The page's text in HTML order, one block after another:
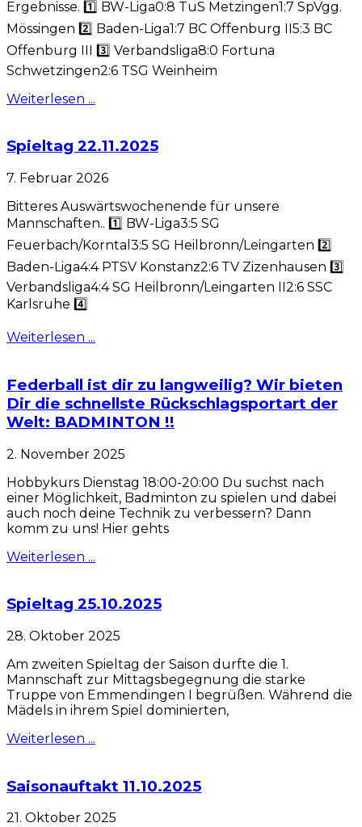
Ergebnisse. 1️⃣ BW-Liga0:8 TuS Metzingen1:7 SpVgg.
Mössingen 2️⃣ Baden-Liga1:7 BC Offenburg II5:3 BC
Offenburg III 3️⃣ Verbandsliga8:0 Fortuna
Schwetzingen2:6 TSG Weinheim
Weiterlesen ...
Spieltag 22.11.2025
7. Februar 2026
Bitteres Auswärtswochenende für unsere
Mannschaften.. 1️⃣ BW-Liga3:5 SG
Feuerbach/Korntal3:5 SG Heilbronn/Leingarten 2️⃣
Baden-Liga4:4 PTSV Konstanz2:6 TV Zizenhausen 3️⃣
Verbandsliga4:4 SG Heilbronn/Leingarten II2:6 SSC
Karlsruhe 4️⃣
Weiterlesen ...
Federball ist dir zu langweilig? Wir bieten
Dir die schnellste Rückschlagsportart der
Welt: BADMINTON !!
2. November 2025
Hobbykurs Dienstag 18:00-20:00 Du suchst nach
einer Möglichkeit, Badminton zu spielen und dabei
auch noch deine Technik zu verbessern? Dann
komm zu uns! Hier gehts
Weiterlesen ...
Spieltag 25.10.2025
28. Oktober 2025
Am zweiten Spieltag der Saison durfte die 1.
Mannschaft zur Mittagsbegegnung die starke
Truppe von Emmendingen I begrüßen. Während die
Mädels in ihrem Spiel dominierten,
Weiterlesen ...
Saisonauftakt 11.10.2025
21. Oktober 2025